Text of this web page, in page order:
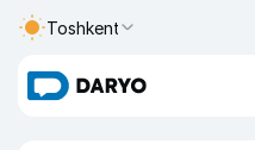
Toshkent